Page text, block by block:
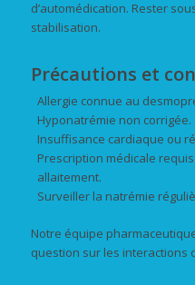
d’automédication. Rester
stabilisation.
Précautions et
Allergie connue au
Hyponatrémie non corrigée.
Insuffisance cardiaque ou
Prescription médicale
allaitement.
Surveiller la natrémie
Notre équipe
question sur les interactions